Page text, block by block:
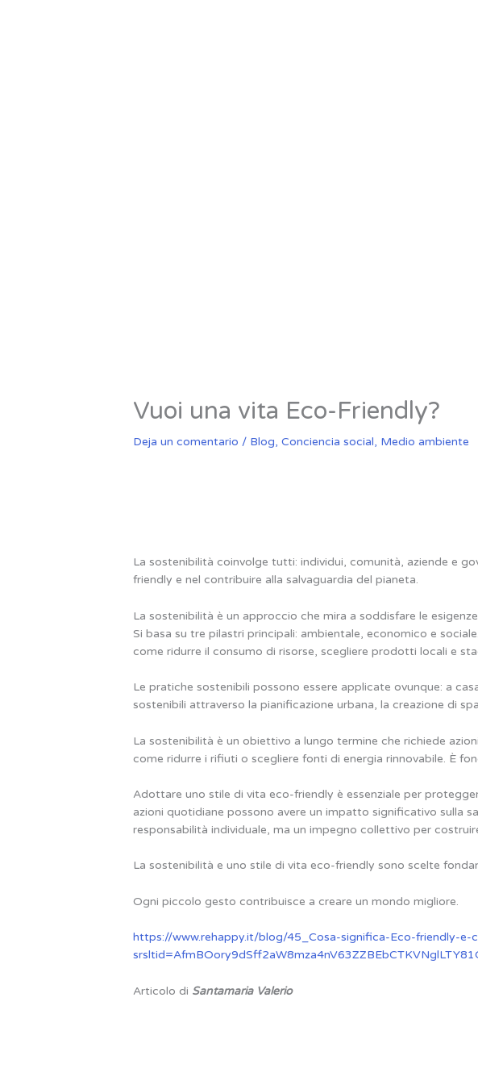
Vuoi una vita Eco-Friendly?
Deja un comentario / Blog,Conciencia social, Medio ambiente
La sostenibilità coinvolge tutti: individui, comunità, aziende e
friendly e nel contribuire alla salvaguardia del pianeta.
La sostenibilità è un approccio che mira a soddisfare le
Si basa su tre pilastri principali: ambientale, economico e
come ridurre il consumo di risorse, scegliere prodotti locali e
Le pratiche sostenibili possono essere applicate ovunque: a
sostenibili attraverso la pianificazione urbana, la creazione di
La sostenibilità è un obiettivo a lungo termine che richiede
come ridurre i rifiuti o scegliere fonti di energia rinnovabile. È
Adottare uno stile di vita eco-friendly è essenziale per
azioni quotidiane possono avere un impatto significativo sulla
responsabilità individuale, ma un impegno collettivo per
La sostenibilità e uno stile di vita eco-friendly sono scelte
Ogni piccolo gesto contribuisce a creare un mondo migliore.
https://www.rehappy.it/blog/45_Cosa-significa-Eco-friendly-e-
Articolo di Santamaria Valerio